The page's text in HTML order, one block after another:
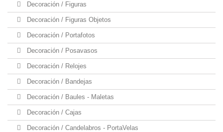
Decoración / Figuras
Decoración / Figuras Objetos
Decoración / Portafotos
Decoración / Posavasos
Decoración / Relojes
Decoración / Bandejas
Decoración / Baules - Maletas
Decoración / Cajas
Decoración / Candelabros - PortaVelas